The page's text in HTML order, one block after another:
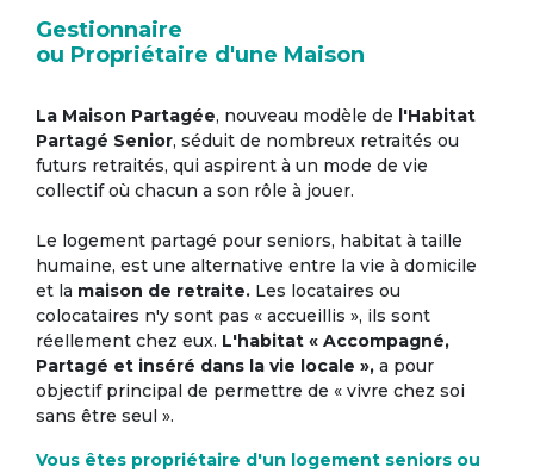
Gestionnaire
ou Propriétaire d'une Maison
La Maison Partagée, nouveau modèle de l'Habitat
Partagé Senior, séduit de nombreux retraités ou
futurs retraités, qui aspirent à un mode de vie
collectif où chacun a son rôle à jouer.
Le logement partagé pour seniors, habitat à taille
humaine, est une alternative entre la vie à domicile
et la maison de retraite. Les locataires ou
colocataires n'y sont pas « accueillis », ils sont
réellement chez eux. L'habitat « Accompagné,
Partagé et inséré dans la vie locale », a pour
objectif principal de permettre de « vivre chez soi
sans être seul ».
Vous êtes propriétaire d'un logement seniors ou